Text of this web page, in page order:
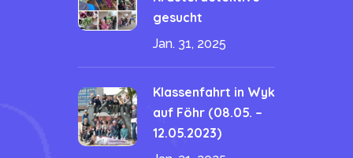
gesucht
Jan. 31, 2025
Klassenfahrt in Wyk
auf Föhr (08.05. –
12.05.2023)